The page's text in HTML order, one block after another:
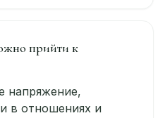
прийти к
напряжение,
в отношениях и